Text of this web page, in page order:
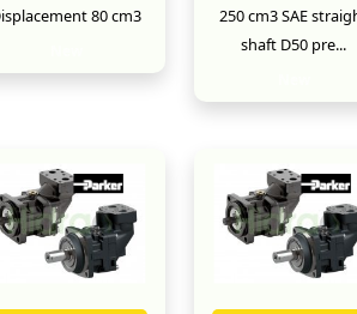
80 cm3
250 cm3 SAE
shaft D50 pre...